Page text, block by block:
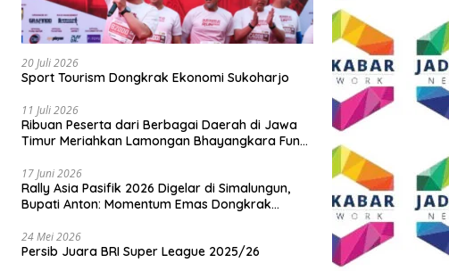
20 Juli 2026
Sport Tourism Dongkrak Ekonomi Sukoharjo
11 Juli 2026
Ribuan Peserta dari Berbagai Daerah di Jawa
Timur Meriahkan Lamongan Bhayangkara Fun
17 Juni 2026
Rally Asia Pasifik 2026 Digelar di Simalungun,
Bupati Anton: Momentum Emas Dongkrak
24 Mei 2026
Persib Juara BRI Super League 2025/26